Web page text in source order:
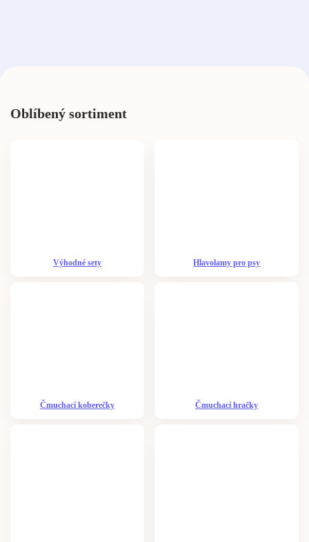
Oblíbený sortiment
Výhodné sety Hlavolamy pro psy
Čmuchací koberečky Čmuchací hračky